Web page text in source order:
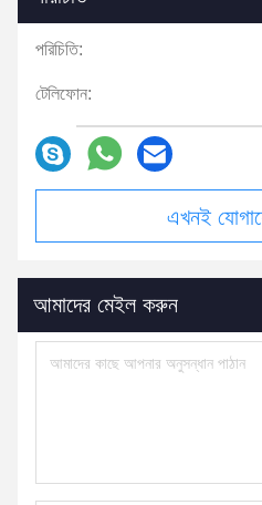
পরিচিতি:
টেলিফোন:
এখনই
আমাদের মেইল করুন